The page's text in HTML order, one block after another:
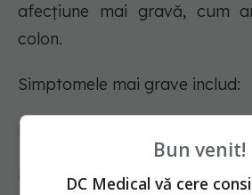
afecțiune mai gravă, cum
colon.
Simptomele mai grave includ:
Diaree în timpul nopții
Bun venit!
DC Medical vă cere